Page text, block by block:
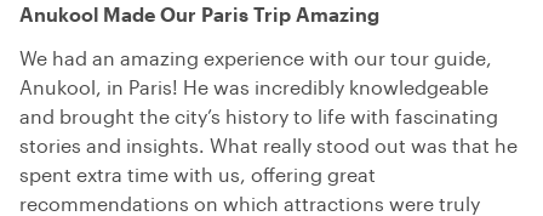
Anukool Made Our Paris Trip Amazing
We had an amazing experience with our tour guide,
Anukool, in Paris! He was incredibly knowledgeable
and brought the city’s history to life with fascinating
stories and insights. What really stood out was that he
spent extra time with us, offering great
recommendations on which attractions were truly